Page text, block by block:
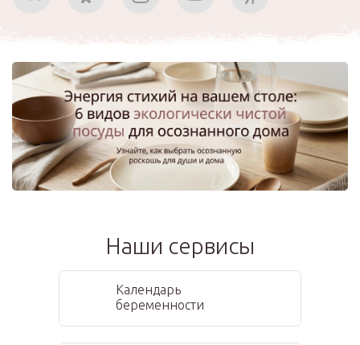
Наши сервисы
Календарь
беременности